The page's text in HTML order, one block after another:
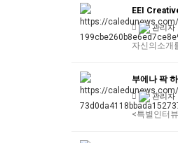
EEI
관리자
자신의소개
부에나 팍
관리자
<특별인터